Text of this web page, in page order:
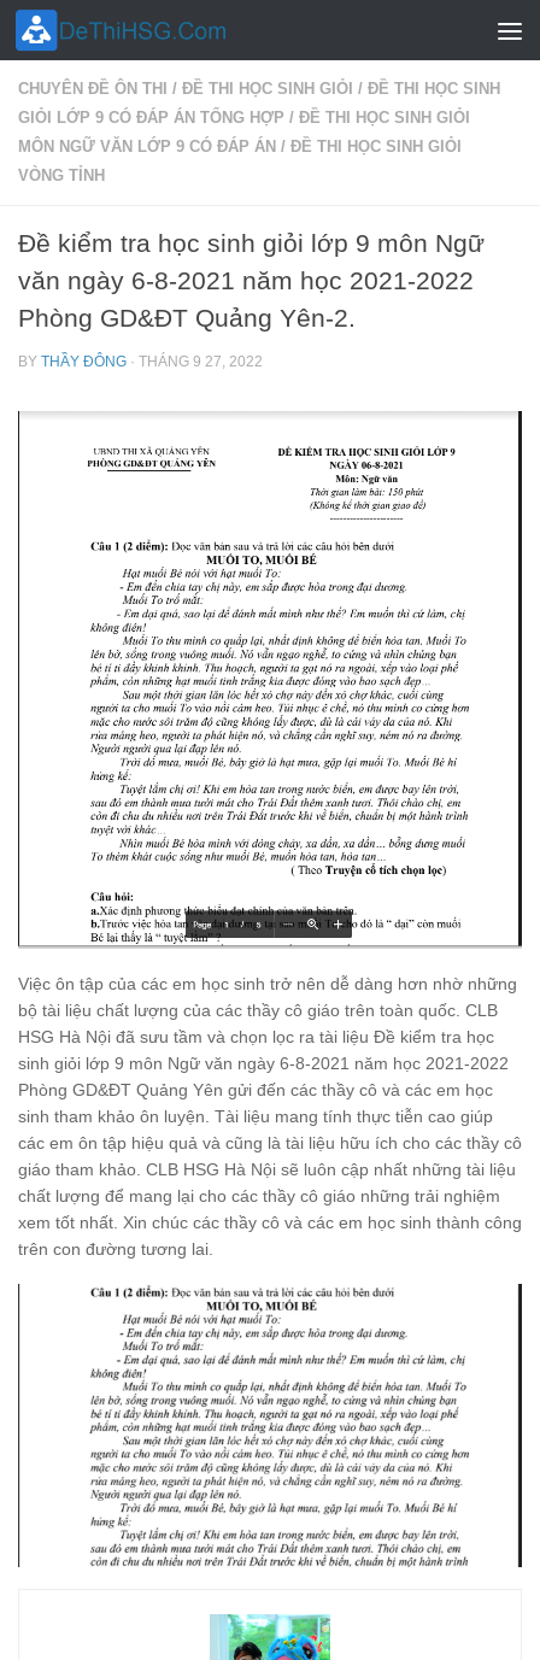
Skip to content
CHUYÊN ĐỀ ÔN THI / ĐỀ THI HỌC SINH GIỎI / ĐỀ THI HỌC SINH
GIỎI LỚP 9 CÓ ĐÁP ÁN TỔNG HỢP / ĐỀ THI HỌC SINH GIỎI
MÔN NGỮ VĂN LỚP 9 CÓ ĐÁP ÁN / ĐỀ THI HỌC SINH GIỎI
VÒNG TỈNH
Đề kiểm tra học sinh giỏi lớp 9 môn Ngữ
văn ngày 6-8-2021 năm học 2021-2022
Phòng GD&ĐT Quảng Yên-2.
BY THẦY ĐÔNG · THÁNG 9 27, 2022
Việc ôn tập của các em học sinh trở nên dễ dàng hơn nhờ những
bộ tài liệu chất lượng của các thầy cô giáo trên toàn quốc. CLB
HSG Hà Nội đã sưu tầm và chọn lọc ra tài liệu Đề kiểm tra học
sinh giỏi lớp 9 môn Ngữ văn ngày 6-8-2021 năm học 2021-2022
Phòng GD&ĐT Quảng Yên gửi đến các thầy cô và các em học
sinh tham khảo ôn luyện. Tài liệu mang tính thực tiễn cao giúp
các em ôn tập hiệu quả và cũng là tài liệu hữu ích cho các thầy cô
giáo tham khảo. CLB HSG Hà Nội sẽ luôn cập nhất những tài liệu
chất lượng để mang lại cho các thầy cô giáo những trải nghiệm
xem tốt nhất. Xin chúc các thầy cô và các em học sinh thành công
trên con đường tương lai.